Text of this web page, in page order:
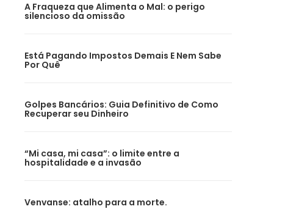
A Fraqueza que Alimenta o Mal: o perigo
silencioso da omissão
Está Pagando Impostos Demais E Nem Sabe
Por Quê
Golpes Bancários: Guia Definitivo de Como
Recuperar seu Dinheiro
“Mi casa, mi casa”: o limite entre a
hospitalidade e a invasão
Venvanse: atalho para a morte.